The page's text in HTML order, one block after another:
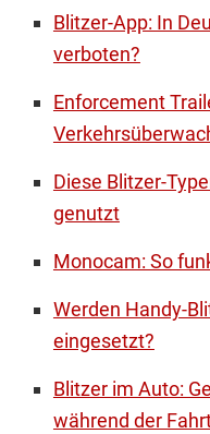
Blitzer-App: In
verboten?
Enforcement
Diese Blitzer-
genutzt
Monocam: So
Werden Handy-
eingesetzt?
Blitzer im Auto:
während der